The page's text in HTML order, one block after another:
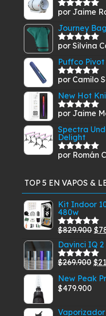
Valorado
por Jaime
Journey
Valorado
por Silvina
Puffco
Valorado
por Camilo
New Hot
Valorado
por Jaime
Spectra
Delight
Valorado
por Román
TOP 5 EN VAPOS &
Kit Indoor
480w
Valorado
5.00
5
$829.900 El
$
Davinci IQ 2
Valorado
5
$269.900 El
$
New Peak
$479.900